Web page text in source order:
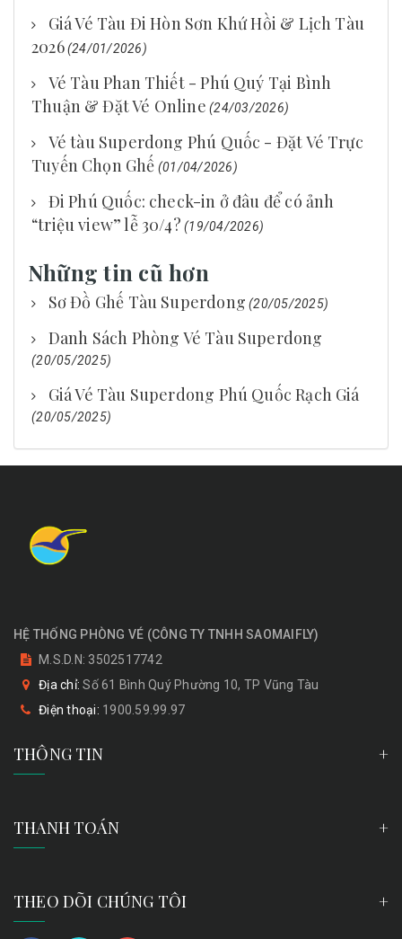
Giá Vé Tàu Đi Hòn Sơn Khứ Hồi & Lịch Tàu
2026 (24/01/2026)
Vé Tàu Phan Thiết - Phú Quý Tại Bình
Thuận & Đặt Vé Online (24/03/2026)
Vé tàu Superdong Phú Quốc - Đặt Vé Trực
Tuyến Chọn Ghế (01/04/2026)
Đi Phú Quốc: check-in ở đâu để có ảnh
“triệu view” lễ 30/4? (19/04/2026)
Những tin cũ hơn
Sơ Đồ Ghế Tàu Superdong (20/05/2025)
Danh Sách Phòng Vé Tàu Superdong
(20/05/2025)
Giá Vé Tàu Superdong Phú Quốc Rạch Giá
(20/05/2025)
HỆ THỐNG PHÒNG VÉ (CÔNG TY TNHH SAOMAIFLY)
M.S.D.N: 3502517742
Địa chỉ: Số 61 Bình Quý Phường 10, TP Vũng Tàu
Điện thoại: 1900.59.99.97
THÔNG TIN
THANH TOÁN
THEO DÕI CHÚNG TÔI